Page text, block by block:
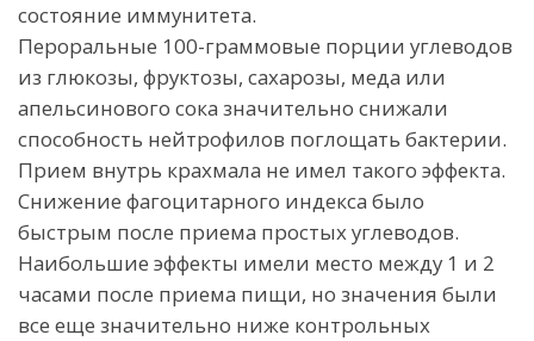
состояние иммунитета.
Пероральные 100-граммовые порции углеводов
из глюкозы, фруктозы, сахарозы, меда или
апельсинового сока значительно снижали
способность нейтрофилов поглощать бактерии.
Прием внутрь крахмала не имел такого эффекта.
Снижение фагоцитарного индекса было
быстрым после приема простых углеводов.
Наибольшие эффекты имели место между 1 и 2
часами после приема пищи, но значения были
все еще значительно ниже контрольных